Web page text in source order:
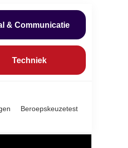
& Communicatie
Techniek
Beroepskeuzetest